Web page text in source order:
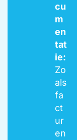
cu
m
en
tat
ie:
Zo
als
fa
ct
ur
en